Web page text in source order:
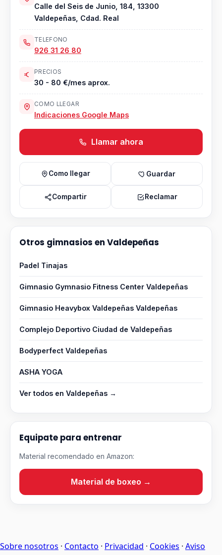
Calle del Seis de Junio, 184, 13300
Valdepeñas, Cdad. Real
TELEFONO
926 31 26 80
PRECIOS
30 - 80 €/mes aprox.
COMO LLEGAR
Indicaciones Google Maps
Llamar ahora
Como llegar Guardar
Compartir Reclamar
Otros gimnasios en Valdepeñas
Padel Tinajas
Gimnasio Gymnasio Fitness Center Valdepeñas
Gimnasio Heavybox Valdepeñas Valdepeñas
Complejo Deportivo Ciudad de Valdepeñas
Bodyperfect Valdepeñas
ASHA YOGA
Ver todos en Valdepeñas →
Equipate para entrenar
Material recomendado en Amazon:
Material de boxeo →
Sobre nosotros · Contacto · Privacidad · Cookies · Aviso